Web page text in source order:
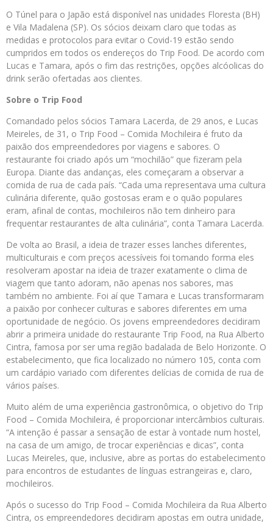
O Túnel para o Japão está disponível nas unidades Floresta (BH)
e Vila Madalena (SP). Os sócios deixam claro que todas as
medidas e protocolos para evitar o Covid-19 estão sendo
cumpridos em todos os endereços do Trip Food. De acordo com
Lucas e Tamara, após o fim das restrições, opções alcóolicas do
drink serão ofertadas aos clientes.
Sobre o Trip Food
Comandado pelos sócios Tamara Lacerda, de 29 anos, e Lucas
Meireles, de 31, o Trip Food – Comida Mochileira é fruto da
paixão dos empreendedores por viagens e sabores. O
restaurante foi criado após um “mochilão” que fizeram pela
Europa. Diante das andanças, eles começaram a observar a
comida de rua de cada país. “Cada uma representava uma cultura
culinária diferente, quão gostosas eram e o quão populares
eram, afinal de contas, mochileiros não tem dinheiro para
frequentar restaurantes de alta culinária”, conta Tamara Lacerda.
De volta ao Brasil, a ideia de trazer esses lanches diferentes,
multiculturais e com preços acessíveis foi tomando forma eles
resolveram apostar na ideia de trazer exatamente o clima de
viagem que tanto adoram, não apenas nos sabores, mas
também no ambiente. Foi aí que Tamara e Lucas transformaram
a paixão por conhecer culturas e sabores diferentes em uma
oportunidade de negócio. Os jovens empreendedores decidiram
abrir a primeira unidade do restaurante Trip Food, na Rua Alberto
Cintra, famosa por ser uma região badalada de Belo Horizonte. O
estabelecimento, que fica localizado no número 105, conta com
um cardápio variado com diferentes delícias de comida de rua de
vários países.
Muito além de uma experiência gastronômica, o objetivo do Trip
Food – Comida Mochileira, é proporcionar intercâmbios culturais.
“A intenção é passar a sensação de estar à vontade num hostel,
na casa de um amigo, de trocar experiências e dicas”, conta
Lucas Meireles, que, inclusive, abre as portas do estabelecimento
para encontros de estudantes de línguas estrangeiras e, claro,
mochileiros.
Após o sucesso do Trip Food – Comida Mochileira da Rua Alberto
Cintra, os empreendedores decidiram apostas em outra unidade,